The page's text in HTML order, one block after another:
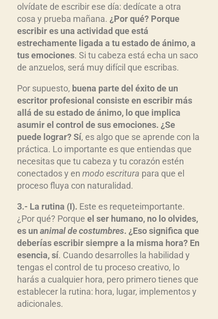
olvídate de escribir ese día: dedícate a otra
cosa y prueba mañana. ¿Por qué? Porque
escribir es una actividad que está
estrechamente ligada a tu estado de ánimo, a
tus emociones. Si tu cabeza está echa un saco
de anzuelos, será muy difícil que escribas.
Por supuesto, buena parte del éxito de un
escritor profesional consiste en escribir más
allá de su estado de ánimo, lo que implica
asumir el control de sus emociones. ¿Se
puede lograr? Sí, es algo que se aprende con la
práctica. Lo importante es que entiendas que
necesitas que tu cabeza y tu corazón estén
conectados y en modo escritura para que el
proceso fluya con naturalidad.
3.- La rutina (I). Este es requeteimportante.
¿Por qué? Porque el ser humano, no lo olvides,
es un animal de costumbres. ¿Eso significa que
deberías escribir siempre a la misma hora? En
esencia, sí. Cuando desarrolles la habilidad y
tengas el control de tu proceso creativo, lo
harás a cualquier hora, pero primero tienes que
establecer la rutina: hora, lugar, implementos y
adicionales.